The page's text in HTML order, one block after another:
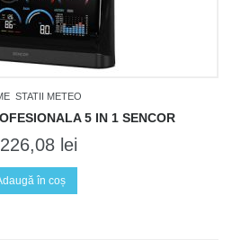
STATII METEO
5 IN 1 SENCOR
lei
în coș